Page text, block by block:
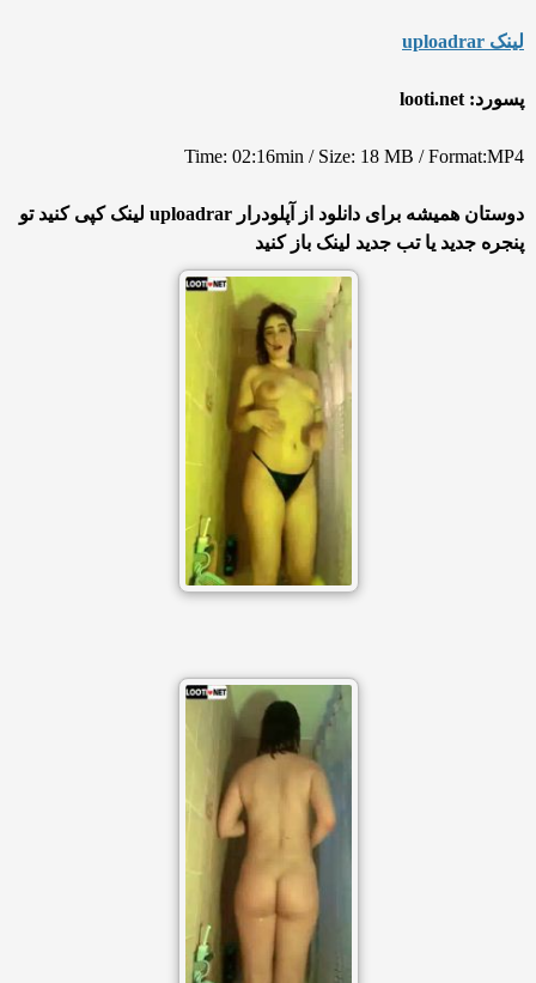
لینک uploadrar
پسورد: looti.net
Time: 02:16min / Size: 18 MB / Format:MP4
دوستان همیشه برای دانلود از آپلودرار uploadrar لینک کپی کنید تو
پنجره جدید یا تب جدید لینک باز کنید